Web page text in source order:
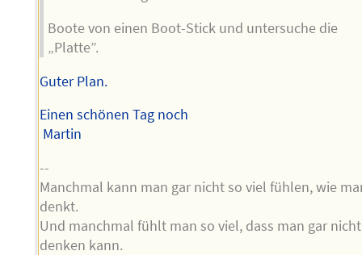
Boote von einen Boot-Stick und untersuche die
„Platte”.
Guter Plan.
Einen schönen Tag noch
Martin
--
Manchmal kann man gar nicht so viel fühlen, wie
denkt.
Und manchmal fühlt man so viel, dass man gar nicht
denken kann.